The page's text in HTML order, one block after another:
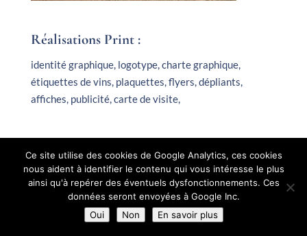
Réalisations Print :
identité graphique, logotype, charte graphique,
étiquettes de vins, plaquettes, flyers, dépliants,
affiches, publicité, carte de visite,
© 2010-2026 Matya tous droits réservés. Merci de nous
contacter pour une demande de publication.
Ce site utilise des cookies de Google Analytics, ces cookies
nous aident à identifier le contenu qui vous intéresse le plus
ainsi qu'à repérer des éventuels dysfonctionnements. Ces
données seront envoyées à Google Inc.
Oui
Non En savoir plus